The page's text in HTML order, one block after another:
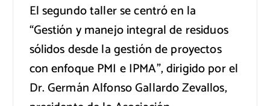
El segundo taller se centró en la
“Gestión y manejo integral de residuos
sólidos desde la gestión de proyectos
con enfoque PMI e IPMA”, dirigido por el
Dr. Germán Alfonso Gallardo Zevallos,